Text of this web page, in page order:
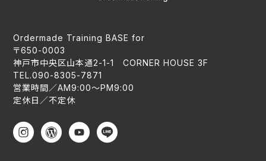
Ordermade Training BASE for
〒650-0003
神戸市中央区山本通2-1-1 CORNER HOUSE 3F
TEL.090-8305-7871
営業時間／AM9:00〜PM9:00
定休日／不定休